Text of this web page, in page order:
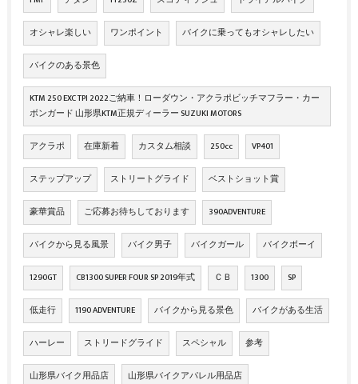
オシャレ楽しい ワンポイント バイクに乗ってもオシャレしたい
バイクのある景色
KTM 250 EXC TPI 2022ご納車！ローダウン・アクラポビッチマフラー・カー
ボンガード 山形県KTM正規ディーラー SUZUKI MOTORS
アクラポ 在庫新着 カスタム相談 250cc VP401
ステップアップ ストリートグライド ベストショット賞
豪華賞品 ご応募お待ちしております 390ADVENTURE
バイクから見る風景 バイク男子 バイクガール バイクボーイ
1290GT CB1300 SUPER FOUR SP 2019年式 ＣＢ 1300 SP
低走行 1190 ADVENTURE バイクから見る景色 バイクがある生活
ハーレー ストリードグライド スペシャル 参考
山形県バイク用品店 山形県バイクアパレル用品店